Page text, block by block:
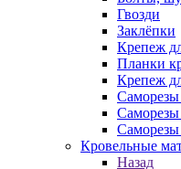
Гвозди
Заклёпки
Крепеж
Планки
Крепеж
Саморезы
Саморезы
Саморезы
Кровельные
Назад